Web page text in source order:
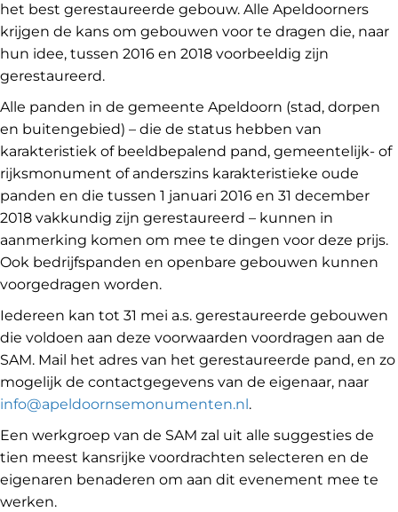
het best gerestaureerde gebouw. Alle Apeldoorners
krijgen de kans om gebouwen voor te dragen die, naar
hun idee, tussen 2016 en 2018 voorbeeldig zijn
gerestaureerd.
Alle panden in de gemeente Apeldoorn (stad, dorpen
en buitengebied) – die de status hebben van
karakteristiek of beeldbepalend pand, gemeentelijk- of
rijksmonument of anderszins karakteristieke oude
panden en die tussen 1 januari 2016 en 31 december
2018 vakkundig zijn gerestaureerd – kunnen in
aanmerking komen om mee te dingen voor deze prijs.
Ook bedrijfspanden en openbare gebouwen kunnen
voorgedragen worden.
Iedereen kan tot 31 mei a.s. gerestaureerde gebouwen
die voldoen aan deze voorwaarden voordragen aan de
SAM. Mail het adres van het gerestaureerde pand, en zo
mogelijk de contactgegevens van de eigenaar, naar
info@apeldoornsemonumenten.nl .
Een werkgroep van de SAM zal uit alle suggesties de
tien meest kansrijke voordrachten selecteren en de
eigenaren benaderen om aan dit evenement mee te
werken.